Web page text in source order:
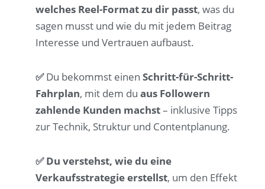
welches Reel-Format zu dir passt, was du
sagen musst und wie du mit jedem Beitrag
Interesse und Vertrauen aufbaust.
✅Du bekommst einen Schritt-für-Schritt-
Fahrplan, mit dem du aus Followern
zahlende Kunden machst– inklusive Tipps
zur Technik, Struktur und Contentplanung.
✅Du verstehst, wie du eine
Verkaufsstrategie erstellst, um den Effekt